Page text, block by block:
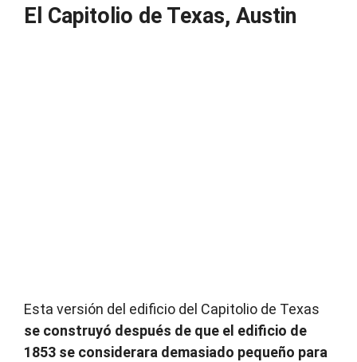
El Capitolio de Texas, Austin
Esta versión del edificio del Capitolio de Texas
se construyó después de que el edificio de
1853 se considerara demasiado pequeño para